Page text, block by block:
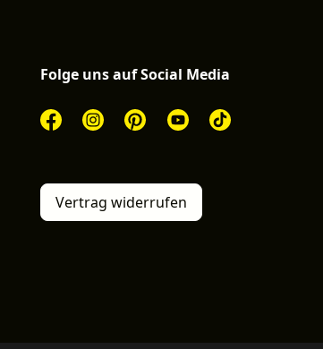
Folge uns auf Social Media
Vertrag widerrufen